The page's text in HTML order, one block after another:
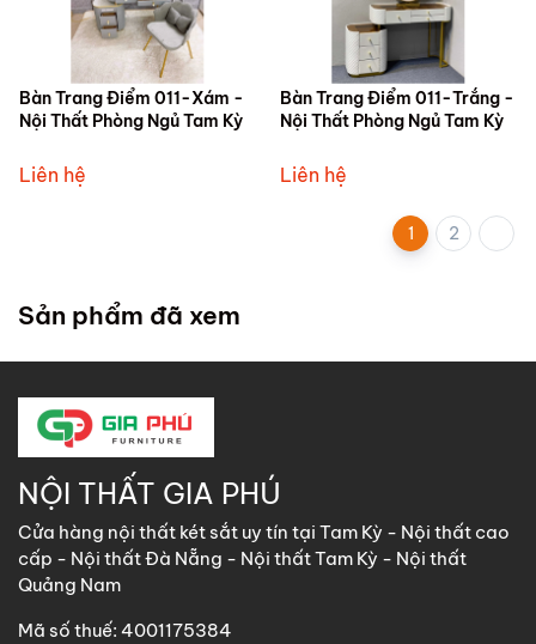
Bàn Trang Điểm 011-Xám -
Nội Thất Phòng Ngủ Tam Kỳ
Liên hệ
Bàn Trang Điểm 011-Trắng -
Nội Thất Phòng Ngủ Tam Kỳ
Liên hệ
1 2
Sản phẩm đã xem
NỘI THẤT GIA PHÚ
Cửa hàng nội thất két sắt uy tín tại Tam Kỳ - Nội thất cao
cấp - Nội thất Đà Nẵng - Nội thất Tam Kỳ - Nội thất
Quảng Nam
Mã số thuế: 4001175384